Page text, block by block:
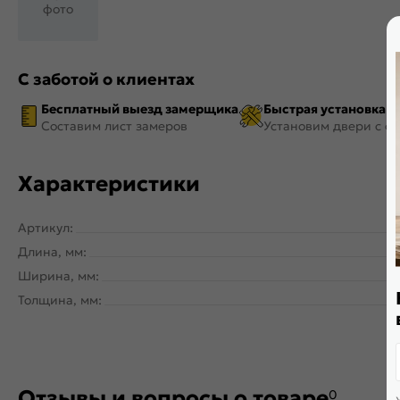
фото
С заботой о клиентах
Бесплатный выезд замерщика
Составим лист замеров
Быстрая установка
Установим двери с
Характеристики
Артикул:
Длина, мм:
Ширина, мм:
Толщина, мм:
0